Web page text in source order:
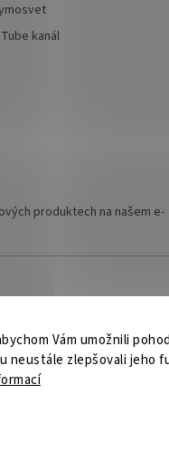
Vám umožnili
neustále zlepšovali jeho
kanál
produktech na našem e-